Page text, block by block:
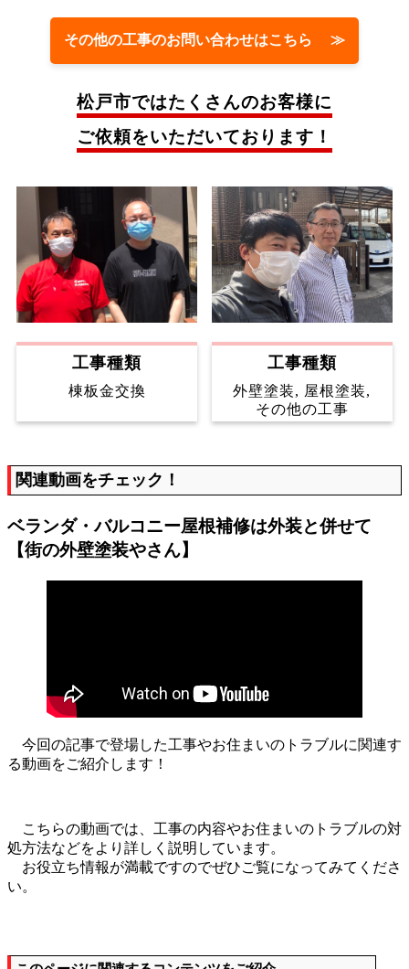
その他の工事のお問い合わせはこちら ≫
松戸市ではたくさんのお客様に
ご依頼をいただいております！
工事種類
棟板金交換
工事種類
外壁塗装, 屋根塗装,
その他の工事
関連動画をチェック！
ベランダ・バルコニー屋根補修は外装と併せて
【街の外壁塗装やさん】
今回の記事で登場した工事やお住まいのトラブルに関連す
る動画をご紹介します！
こちらの動画では、工事の内容やお住まいのトラブルの対
処方法などをより詳しく説明しています。
お役立ち情報が満載ですのでぜひご覧になってみてくださ
い。